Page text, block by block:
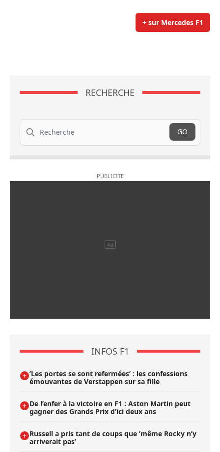
+ sur Mercedes F1
RECHERCHE
Recherche
GO
INFOS F1
’Les portes se sont refermées’ : les confessions
émouvantes de Verstappen sur sa fille
De l’enfer à la victoire en F1 : Aston Martin peut
gagner des Grands Prix d’ici deux ans
Russell a pris tant de coups que ’même Rocky n’y
arriverait pas’